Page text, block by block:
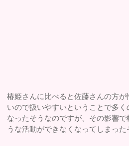
椿姫さんに比べると佐藤さんの方
いので扱いやすいということで多
なったそうなのですが、その影響
うな活動ができなくなってしまった